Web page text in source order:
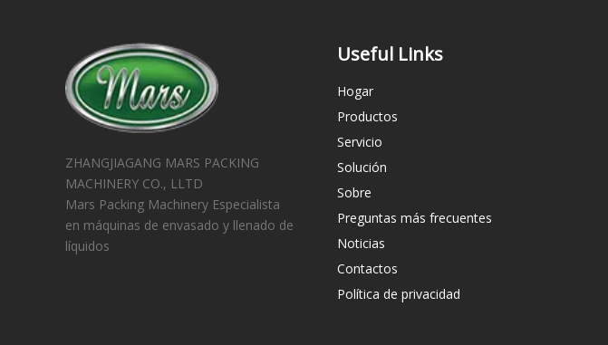
ZHANGJIAGANG MARS PACKING
MACHINERY CO., LLTD
Mars Packing Machinery Especialista
en máquinas de envasado y llenado de
líquidos
Useful Links
Hogar
Productos
Servicio
Solución
Sobre
Preguntas más frecuentes
Noticias
Contactos
Política de privacidad